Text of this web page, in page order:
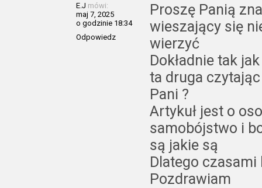
E.J mówi:
maj 7, 2025
o godzinie 18:34
Odpowiedz
Proszę Panią
wieszający się
wierzyć
Dokładnie tak
ta druga
Pani ?
Artykuł jest o
samobójstwo i
są jakie są
Dlatego
Pozdrawiam